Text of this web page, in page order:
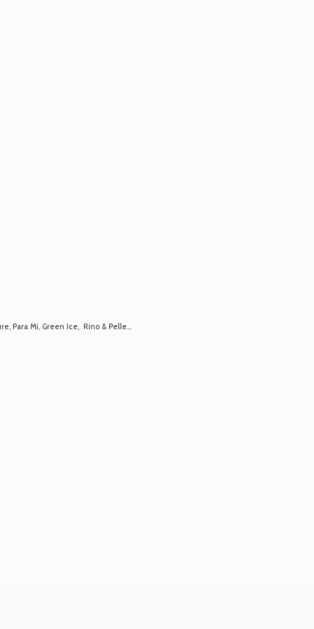
Para Mi, Green Ice, Rino & Pelle...